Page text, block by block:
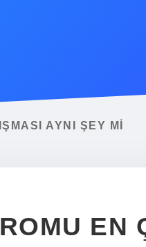
AYNI ŞEY MI
EN